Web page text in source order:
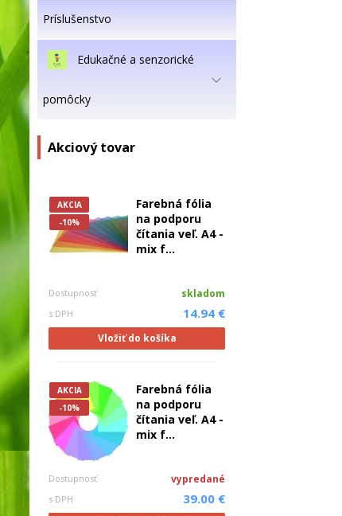
Príslušenstvo
Edukačné a senzorické
pomôcky
Akciový tovar
AKCIA
-10%
Farebná fólia
na podporu
čítania veľ. A4 -
mix f...
Dostupnosť skladom
s DPH 14.94 €
Vložiť do košíka
AKCIA
-10%
Farebná fólia
na podporu
čítania veľ. A4 -
mix f...
Dostupnosť vypredané
s DPH 39.00 €